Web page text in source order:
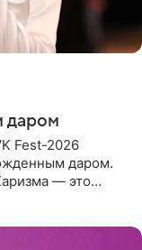
даром
Fest-2026
даром.
— это